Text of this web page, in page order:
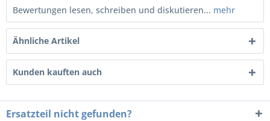
Bewertungen lesen, schreiben und diskutieren... mehr
Ähnliche Artikel
Kunden kauften auch
Ersatzteil nicht gefunden?